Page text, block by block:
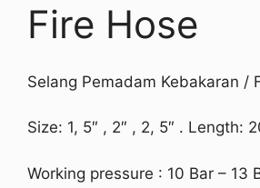
Fire Hose
Selang Pemadam Kebakaran /
Size: 1, 5″ , 2″ , 2, 5″ . Length:
Working pressure : 10 Bar – 13